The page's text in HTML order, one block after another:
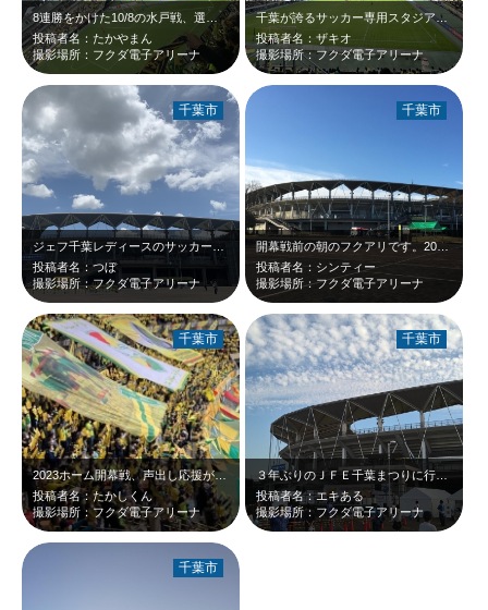
8連勝をかけた10/8の水戸戦、選手入場時の写真です
投稿者名：たかやまん
撮影場所：フクダ電子アリーナ
千葉が誇るサッカー専用スタジアム「フクダ電子アリーナ」。 観やすさ、歓声の響…
投稿者名：ザキオ
撮影場所：フクダ電子アリーナ
投稿者名：つぼ
撮影場所：フクダ電子アリーナ
千葉市
開幕戦前の朝のフクアリです。2023年も熱いドラマに期待しています。 2…
投稿者名：シンティー
撮影場所：フクダ電子アリーナ
千葉市
2023ホーム開幕戦、声出し応援が解禁されサポーターの熱い応援が帰ってきました…
投稿者名：たかしくん
撮影場所：フクダ電子アリーナ
千葉市
３年ぶりのＪＦＥ千葉まつりに行ってきました。 家族連れが多くとても盛り上がっ…
投稿者名：エキある
撮影場所：フクダ電子アリーナ
千葉市
千葉市